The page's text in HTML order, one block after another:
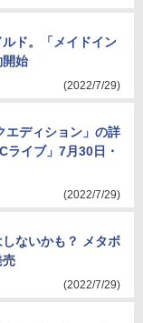
ド。「メイドイン
開始
(2022/7/29)
エディション」の詳
ライブ」7月30日・
(2022/7/29)
ないかも？ メタボ
売
(2022/7/29)